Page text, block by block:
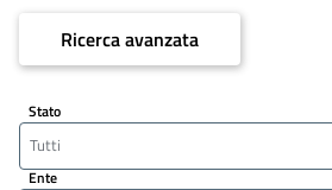
Ricerca avanzata
Stato
Tutti
Ente